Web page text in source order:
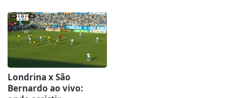
Londrina x São
Bernardo ao vivo: